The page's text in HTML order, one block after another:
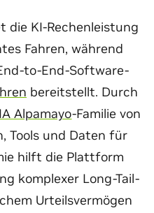
die KI-Rechenleistung
Fahren, während
to-End-Software-
bereitstellt. Durch
Alpamayo-Familie von
Tools und Daten für
hilft die Plattform
komplexer Long-Tail-
Urteilsvermögen